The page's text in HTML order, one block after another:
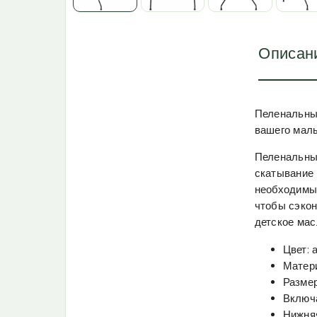
вашего
чтобы
детское
Цвет: